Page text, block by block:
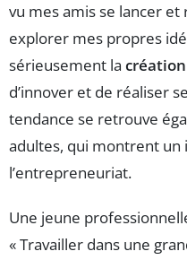
vu mes amis se lancer et
explorer mes propres
sérieusement la
d’innover et de réaliser
tendance se retrouve
adultes, qui montrent
l’entrepreneuriat.
Une jeune
« Travailler dans une